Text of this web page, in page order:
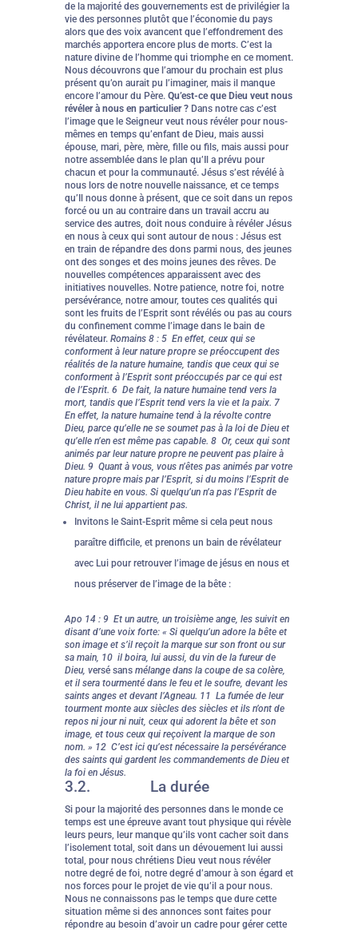
de la majorité des gouvernements est de privilégier la
vie des personnes plutôt que l’économie du pays
alors que des voix avancent que l’effondrement des
marchés apportera encore plus de morts. C’est la
nature divine de l’homme qui triomphe en ce moment.
Nous découvrons que l’amour du prochain est plus
présent qu’on aurait pu l’imaginer, mais il manque
encore l’amour du Père. Qu’est-ce que Dieu veut nous
révéler à nous en particulier ?Dans notre cas c’est
l’image que le Seigneur veut nous révéler pour nous-
mêmes en temps qu’enfant de Dieu, mais aussi
épouse, mari, père, mère, fille ou fils, mais aussi pour
notre assemblée dans le plan qu’Il a prévu pour
chacun et pour la communauté. Jésus s’est révélé à
nous lors de notre nouvelle naissance, et ce temps
qu’Il nous donne à présent, que ce soit dans un repos
forcé ou un au contraire dans un travail accru au
service des autres, doit nous conduire à révéler Jésus
en nous à ceux qui sont autour de nous : Jésus est
en train de répandre des dons parmi nous, des jeunes
ont des songes et des moins jeunes des rêves. De
nouvelles compétences apparaissent avec des
initiatives nouvelles. Notre patience, notre foi, notre
persévérance, notre amour, toutes ces qualités qui
sont les fruits de l’Esprit sont révélés ou pas au cours
du confinement comme l’image dans le bain de
révélateur. Romains 8 : 5 En effet, ceux qui se
conforment à leur nature propre se préoccupent des
réalités de la nature humaine, tandis que ceux qui se
conforment à l’Esprit sont préoccupés par ce qui est
de l’Esprit. 6 De fait, la nature humaine tend vers la
mort, tandis que l’Esprit tend vers la vie et la paix. 7
En effet, la nature humaine tend à la révolte contre
Dieu, parce qu’elle ne se soumet pas à la loi de Dieu et
qu’elle n’en est même pas capable. 8 Or, ceux qui sont
animés par leur nature propre ne peuvent pas plaire à
Dieu. 9 Quant à vous, vous n’êtes pas animés par votre
nature propre mais par l’Esprit, si du moins l’Esprit de
Dieu habite en vous. Si quelqu’un n’a pas l’Esprit de
Christ, il ne lui appartient pas.
Invitons le Saint-Esprit même si cela peut nous
paraître difficile, et prenons un bain de révélateur
avec Lui pour retrouver l’image de jésus en nous et
nous préserver de l’image de la bête :
Apo 14 : 9 Et un autre, un troisième ange, les suivit en
disant d’une voix forte: « Si quelqu’un adore la bête et
son image et s’il reçoit la marque sur son front ou sur
sa main, 10 il boira, lui aussi, du vin de la fureur de
Dieu, versé sansmélange dans la coupe de sa colère,
et il sera tourmenté dans le feu et le soufre, devant les
saints anges et devant l’Agneau. 11 La fumée de leur
tourment monte aux siècles des siècles et ils n’ont de
repos ni jour ni nuit, ceux qui adorent la bête et son
image, et tous ceux qui reçoivent la marque de son
nom. » 12 C’est ici qu’est nécessaire la persévérance
des saints qui gardent les commandements de Dieu et
la foi en Jésus.
3.2. La durée
Si pour la majorité des personnes dans le monde ce
temps est une épreuve avant tout physique qui révèle
leurs peurs, leur manque qu’ils vont cacher soit dans
l’isolement total, soit dans un dévouement lui aussi
total, pour nous chrétiens Dieu veut nous révéler
notre degré de foi, notre degré d’amour à son égard et
nos forces pour le projet de vie qu’il a pour nous.
Nous ne connaissons pas le temps que dure cette
situation même si des annonces sont faites pour
répondre au besoin d’avoir un cadre pour gérer cette